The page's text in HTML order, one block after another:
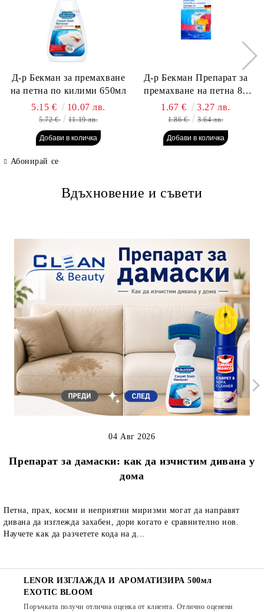
Д-р Бекман за премахване
на петна по килими 650мл
5.15 €
10.07 лв.
5.72 € 11.19 лв.
Д-р Бекман Препарат за
премахване на петна 80
гр. Пауч
1.67 € 3.27 лв.
1.86 € 3.64 лв.
Абонирай се
Вдъхновение и съвети
Препарат за дамаски: как да изчистим дивана у
дома
04 Авг 2026
Петна, прах, косми и неприятни миризми могат да направят
дивана да изглежда захабен, дори когато е сравнително нов.
Научете как да разчетете кода на д...
LENOR ИЗГЛАЖДА И АРОМАТИЗИРА 500мл
EXOTIC BLOOM
Поръчката получи отлична оценка от клиента. Отлично оценени